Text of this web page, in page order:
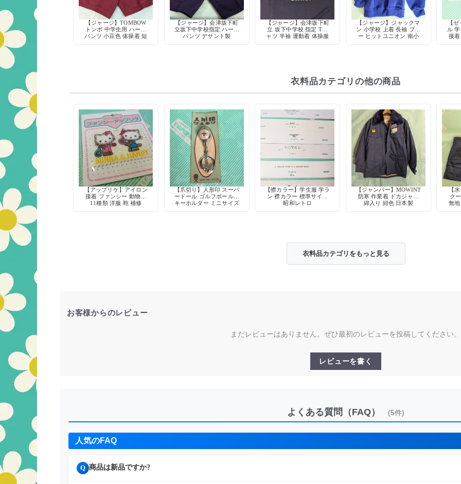
【ジャージ】TOMBOW
トンボ 中学生用 ハーフ
パンツ 小豆色 体操着 短
【ジャージ】会津坂下町
立坂下中学校指定 ハーフ
パンツ デサント製
【ジャージ】会津坂下町
立 坂下中学校 指定 Tシ
ャツ 半袖 運動着 体操服
【ジャージ】ジャックマ
ン 小学校 上着 長袖 ブル
ー ヒットユニオン 南小
【
ル
接
衣料品カテゴリの他の商品
【アップリケ】アイロン
接着 ファンシー 動物柄
11種類 洋服 鞄 補修
【爪切り】人形印 スーパ
ードール ゴルフボール型
キーホルダー ミニサイズ
【襟カラー】学生服 学ラ
ン 襟カラー 標準サイズ
昭和レトロ
【ジャンパー】MOWINT
防寒 作業着 ドカジャン
綿入り 紺色 日本製
【
ク
無
衣料品カテゴリをもっと見る
お客様からのレビュー
まだレビューはありません。ぜひ最初のレビューを投稿してください。
レビューを書く
よくある質問（FAQ） (5件)
人気のFAQ
Q 商品は新品ですか?